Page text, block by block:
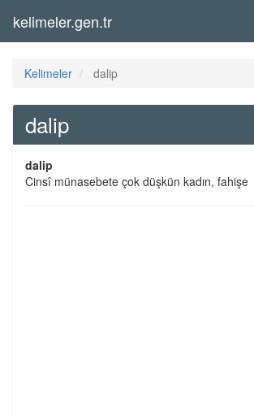
kelimeler.gen.tr
Kelimeler dalip
dalip
dalip
Cinsî münasebete çok düşkün kadın, fahişe